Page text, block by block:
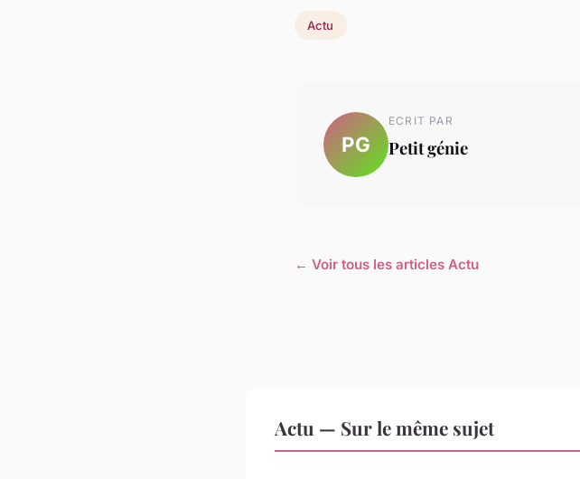
Actu
PG
ECRIT PAR
Petit génie
← Voir tous les articles Actu
Actu — Sur le même sujet